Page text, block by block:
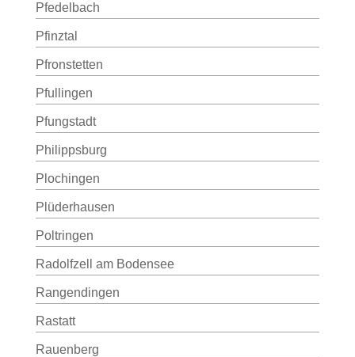
Pfedelbach
Pfinztal
Pfronstetten
Pfullingen
Pfungstadt
Philippsburg
Plochingen
Plüderhausen
Poltringen
Radolfzell am Bodensee
Rangendingen
Rastatt
Rauenberg